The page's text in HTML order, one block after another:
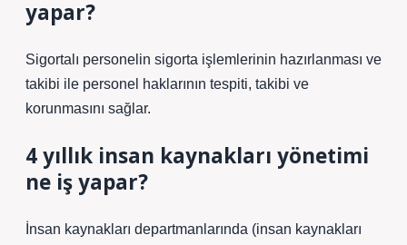
yapar?
Sigortalı personelin sigorta işlemlerinin hazırlanması ve
takibi ile personel haklarının tespiti, takibi ve
korunmasını sağlar.
4 yıllık insan kaynakları yönetimi
ne iş yapar?
İnsan kaynakları departmanlarında (insan kaynakları